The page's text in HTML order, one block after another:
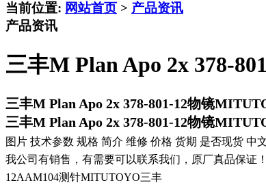
当前位置: 网站首页 > 产品资讯
产品资讯
三丰M Plan Apo 2x 378-
三丰M Plan Apo 2x 378-801-12物镜
三丰M Plan Apo 2x 378-801-12物镜
图片 技术参数 规格 简介 维修 价格 货期 是否现货 中
我公司有销售，有需要可以联系我们，原厂真品保证！
12AAM104测针MITUTOYO三丰